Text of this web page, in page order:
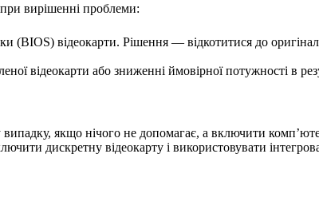
при вирішенні проблеми:
(BIOS) відеокарти. Рішення — відкотитися до
відеокарти або зниженні ймовірної потужності в
якщо нічого не допомагає, а включити
дискретну відеокарту і використовувати